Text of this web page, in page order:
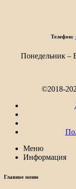
Телефон:
Понедельник –
©2018-
Меню
Информация
Главное меню